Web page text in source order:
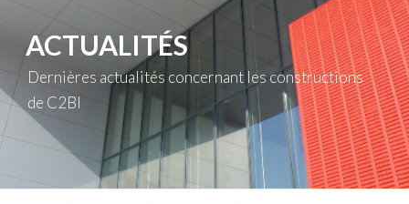
ACTUALITÉS
Dernières actualités concernant les constructions
de C2BI